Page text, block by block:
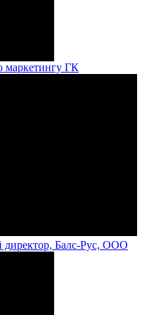
маркетингу ГК
директор, Балс-Рус, ООО